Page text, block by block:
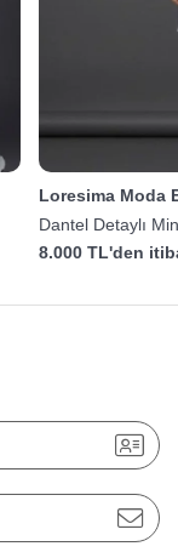
Loresima Moda
Dantel Detaylı
8.000 TL'den